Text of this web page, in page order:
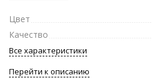
Цвет
Качество
Все характеристики
Перейти к описанию